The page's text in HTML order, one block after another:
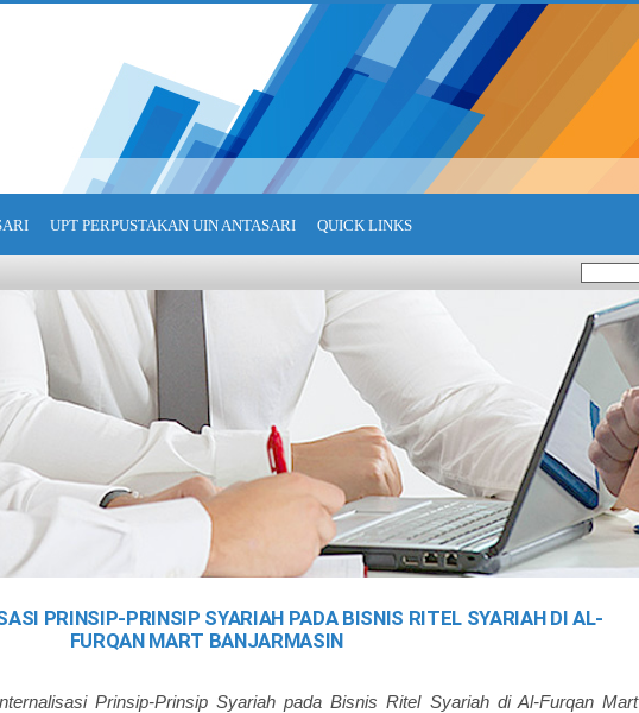
UPT PERPUSTAKAN UIN ANTASARI QUICK LINKS
PRINSIP-PRINSIP SYARIAH PADA BISNIS RITEL SYARIAH DI AL-
FURQAN MART BANJARMASIN
Prinsip-Prinsip Syariah pada Bisnis Ritel Syariah di Al-Furqan Mart